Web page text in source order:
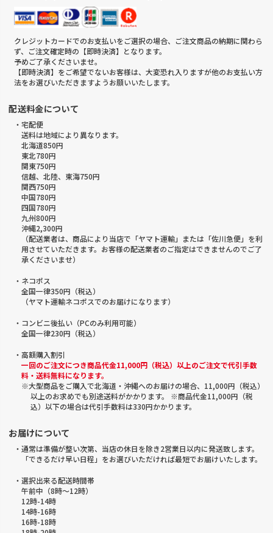
クレジットカードでのお支払いをご選択の場合、ご注文商品の納期に関わら
ず、ご注文確定時の【即時決済】となります。
予めご了承くださいませ。
【即時決済】をご希望でないお客様は、大変恐れ入りますが他のお支払い方
法をお選びいただきますようお願いいたします。
配送料金について
・宅配便
送料は地域により異なります。
北海道850円
東北780円
関東750円
信越、北陸、東海750円
関西750円
中国780円
四国780円
九州800円
沖縄2,300円
（配送業者は、商品により当店で「ヤマト運輸」または「佐川急便」を利
用させていただきます。お客様の配送業者のご指定はできませんのでご了
承くださいませ）
・ネコポス
全国一律350円（税込）
（ヤマト運輸ネコポスでのお届けになります）
・コンビニ後払い（PCのみ利用可能）
全国一律230円（税込）
・高額購入割引
一回のご注文につき商品代金11,000円（税込）以上のご注文で代引手数
料・送料無料になります。
※大型商品をご購入で北海道・沖縄へのお届けの場合、11,000円（税込）
以上のお求めでも別途送料がかかります。 ※商品代金11,000円（税
込）以下の場合は代引手数料は330円かかります。
お届けについて
・通常は準備が整い次第、当店の休日を除き2営業日以内に発送致します。
「できるだけ早い日程」をお選びいただければ最短でお届けいたします。
・選択出来る配送時間帯
午前中（8時～12時）
12時-14時
14時-16時
16時-18時